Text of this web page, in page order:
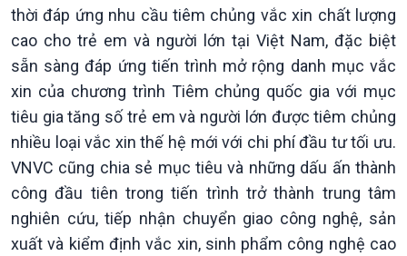
thời đáp ứng nhu cầu tiêm chủng vắc xin chất lượng
cao cho trẻ em và người lớn tại Việt Nam, đặc biệt
sẵn sàng đáp ứng tiến trình mở rộng danh mục vắc
xin của chương trình Tiêm chủng quốc gia với mục
tiêu gia tăng số trẻ em và người lớn được tiêm chủng
nhiều loại vắc xin thế hệ mới với chi phí đầu tư tối ưu.
VNVC cũng chia sẻ mục tiêu và những dấu ấn thành
công đầu tiên trong tiến trình trở thành trung tâm
nghiên cứu, tiếp nhận chuyển giao công nghệ, sản
xuất và kiểm định vắc xin, sinh phẩm công nghệ cao